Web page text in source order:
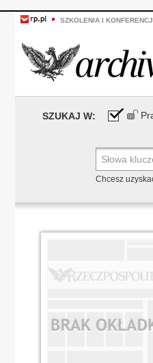
SZKOLENIA I
SZUKAJ W:
Chcesz